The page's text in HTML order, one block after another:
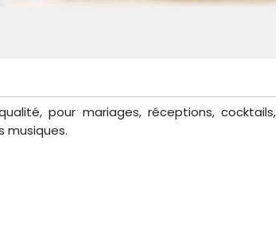
pour mariages, réceptions, cocktails,
musiques.